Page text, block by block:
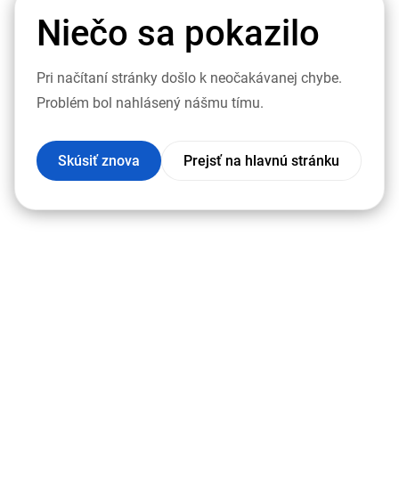
Niečo sa pokazilo
Pri načítaní stránky došlo k neočakávanej chybe.
Problém bol nahlásený nášmu tímu.
Skúsiť znova Prejsť na hlavnú stránku